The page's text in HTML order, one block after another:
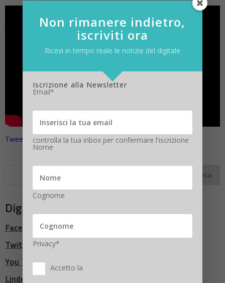
Tweet riguardo #ManufacturingTrends
Digitalic Network
Facebook
Twitter
You Tube
LindedIn
Non rimanere indietro,
iscriviti ora
Ricevi in tempo reale le notizie del digitale
Iscrizione alla Newsletter
Email*
controlla la tua inbox per confermare l'iscrizione
Nome
Cognome
Privacy*
Accetto la